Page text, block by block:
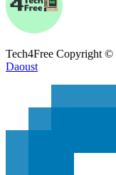
Tech4Free Copyright ©
Daoust